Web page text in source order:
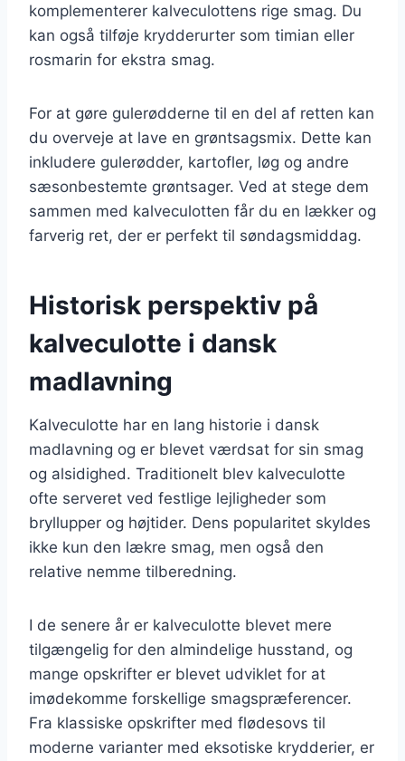
komplementerer kalveculottens rige smag. Du
kan også tilføje krydderurter som timian eller
rosmarin for ekstra smag.
For at gøre gulerødderne til en del af retten kan
du overveje at lave en grøntsagsmix. Dette kan
inkludere gulerødder, kartofler, løg og andre
sæsonbestemte grøntsager. Ved at stege dem
sammen med kalveculotten får du en lækker og
farverig ret, der er perfekt til søndagsmiddag.
Historisk perspektiv på
kalveculotte i dansk
madlavning
Kalveculotte har en lang historie i dansk
madlavning og er blevet værdsat for sin smag
og alsidighed. Traditionelt blev kalveculotte
ofte serveret ved festlige lejligheder som
bryllupper og højtider. Dens popularitet skyldes
ikke kun den lækre smag, men også den
relative nemme tilberedning.
I de senere år er kalveculotte blevet mere
tilgængelig for den almindelige husstand, og
mange opskrifter er blevet udviklet for at
imødekomme forskellige smagspræferencer.
Fra klassiske opskrifter med flødesovs til
moderne varianter med eksotiske krydderier, er